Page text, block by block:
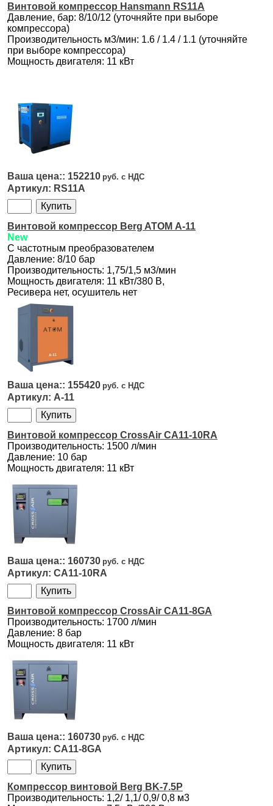
Винтовой компрессор Hansmann RS11A
Давление, бар: 8/10/12 (уточняйте при выборе
компрессора)
Производительность м3/мин: 1.6 / 1.4 / 1.1 (уточняйте
при выборе компрессора)
Мощность двигателя: 11 кВт
152210
RS11A
Винтовой компрессор Berg ATOM А-11
New
С частотным преобразователем
Давление: 8/10 бар
Производительность: 1,75/1,5 м3/мин
Мощность двигателя: 11 кВт/380 В,
Ресивера нет, осушитель нет
155420
А-11
Винтовой компрессор CrossAir CA11-10RA
Производительность: 1500 л/мин
Давление: 10 бар
Мощность двигателя: 11 кВт
160730
CA11-10RA
Винтовой компрессор CrossAir CA11-8GA
Производительность: 1700 л/мин
Давление: 8 бар
Мощность двигателя: 11 кВт
160730
CA11-8GA
Компрессор винтовой Berg BK-7.5P
Производительность: 1,2/ 1,1/ 0,9/ 0,8 м3